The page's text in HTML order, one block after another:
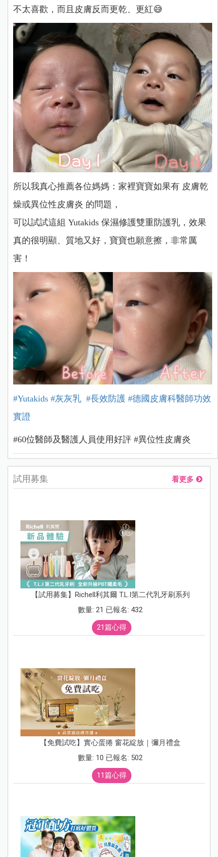
不太喜歡，而且皮膚反而更乾、更紅😅
所以我真心推薦各位媽媽：家裡寶寶如果有 皮膚乾
燥或異位性皮膚炎 的問題，
可以試試這組 Yutakids 保濕修護雙重防護乳， 效果
真的很明顯、質地又好，寶寶也願意擦，非常厲
害！
#Yutakids #灰灰乳 #長效防護 #德國皮膚科醫師功效
實證
#60位醫師及醫護人員使用好評 #異位性皮膚炎
試用募集 看更多
【試用募集】Richell利其爾 T.L.I第二代乳牙刷系列
數量: 21 已報名: 432
21篇心得
【免費試吃】實心蛋捲 窗花綻放｜彌月禮盒
數量: 10 已報名: 502
11篇心得